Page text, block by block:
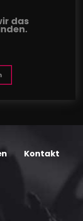
das
Kontakt